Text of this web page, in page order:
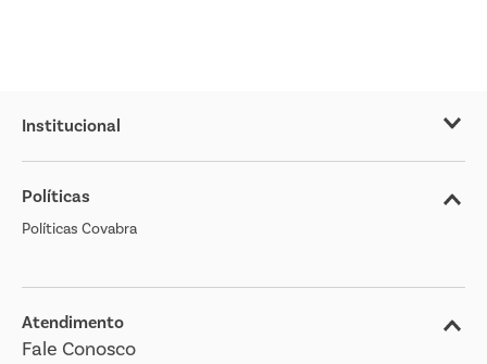
Institucional
Sobre o Covabra
Nossas Lojas
Cliente Bem Estar
Jornal de Ofertas
Transparência Salarial
Políticas
Políticas Covabra
Atendimento
Fale Conosco